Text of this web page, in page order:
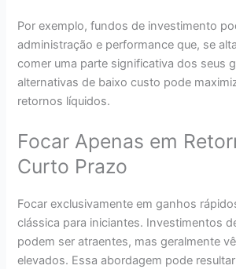
Por exemplo, fundos de investimento
administração e performance que, se
comer uma parte significativa dos seus
alternativas de baixo custo pode
retornos líquidos.
Focar Apenas em
Curto Prazo
Focar exclusivamente em ganhos
clássica para iniciantes. Investimentos
podem ser atraentes, mas geralmente
elevados. Essa abordagem pode